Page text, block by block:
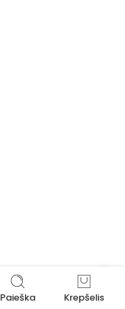
Paieška Krepšelis